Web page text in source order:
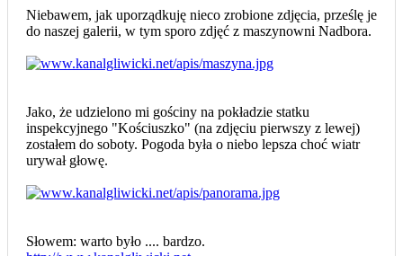
Niebawem, jak uporządkuję nieco zrobione zdjęcia, prześlę je
do naszej galerii, w tym sporo zdjęć z maszynowni Nadbora.
Jako, że udzielono mi gościny na pokładzie statku
inspekcyjnego "Kościuszko" (na zdjęciu pierwszy z lewej)
zostałem do soboty. Pogoda była o niebo lepsza choć wiatr
urywał głowę.
Słowem: warto było .... bardzo.